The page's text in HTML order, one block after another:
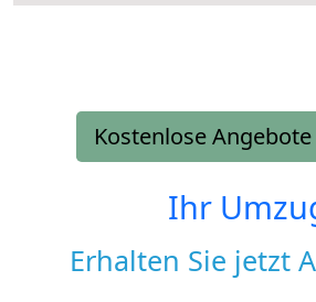
Kostenlose
Ihr
Erhalten Sie jetzt